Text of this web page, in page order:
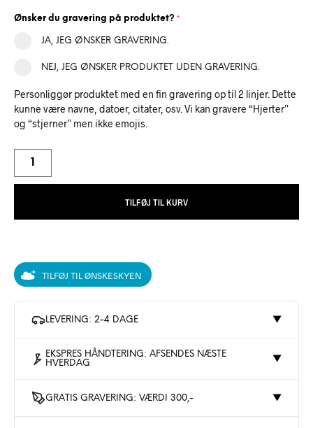
Ønsker du gravering på produktet? *
JA, JEG ØNSKER GRAVERING.
NEJ, JEG ØNSKER PRODUKTET UDEN GRAVERING.
Personliggør produktet med en fin gravering op til 2 linjer. Dette
kunne være navne, datoer, citater, osv. Vi kan gravere “Hjerter”
og “stjerner” men ikke emojis.
TILFØJ TIL KURV
TILFØJ TIL ØNSKESKYEN
LEVERING: 2-4 DAGE ▼
EKSPRES HÅNDTERING: AFSENDES NÆSTE
HVERDAG
▼
GRATIS GRAVERING: VÆRDI 300,- ▼